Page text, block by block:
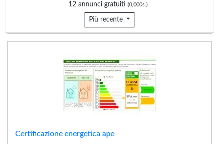
12 annunci gratuiti (0,000s.)
Più recente
Certificazione energetica ape